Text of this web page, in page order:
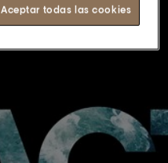
Aceptar todas las cookies